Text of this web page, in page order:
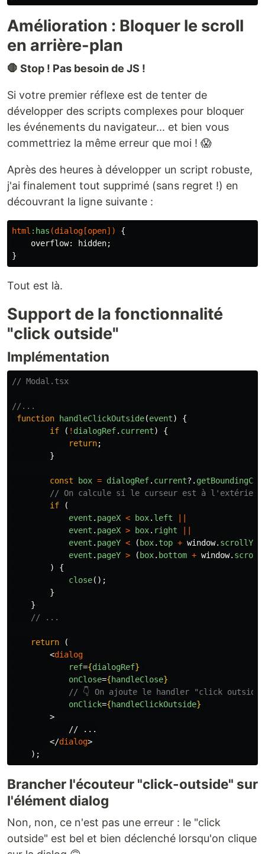
Amélioration : Bloquer le scroll
en arrière-plan
🛑 Stop ! Pas besoin de JS !
Si votre premier réflexe est de tenter de
développer des scripts complexes pour bloquer
les événements du navigateur... et bien vous
commettriez la même erreur que moi ! 😱
Après des heures à développer un script robuste,
j'ai finalement tout supprimé (sans regret !) en
découvrant la ligne suivante :
html :has (dialog [open])
{
overflow: hidden;
}
Tout est là.
Support de la fonctionnalité
"click outside"
Implémentation
// Modal.tsx
//...
function
handleClickOutside(event)
{
if
( ! dialogRef. current)
{
return;
}
const box = dialogRef. current?.
// On calcule si le curseur est à l'extérieur
if
(
event . pageX < box. left
event . pageX > box. right
event . pageY < ( box. top + window. scrollY
event . pageY > ( box. bottom + window.
)
{
close();
}
}
// ...
return
(
<dialog
ref={dialogRef}
onClose={handleClose}
// 👇 On ajoute le handler "click
onClick={handleClickOutside}
>
            // ...
</dialog>
);
Brancher l'écouteur "click-outside" sur
l'élément dialog
Non, non, ce n'est pas une erreur : le "click
outside" est bel et bien déclenché lorsqu'on clique